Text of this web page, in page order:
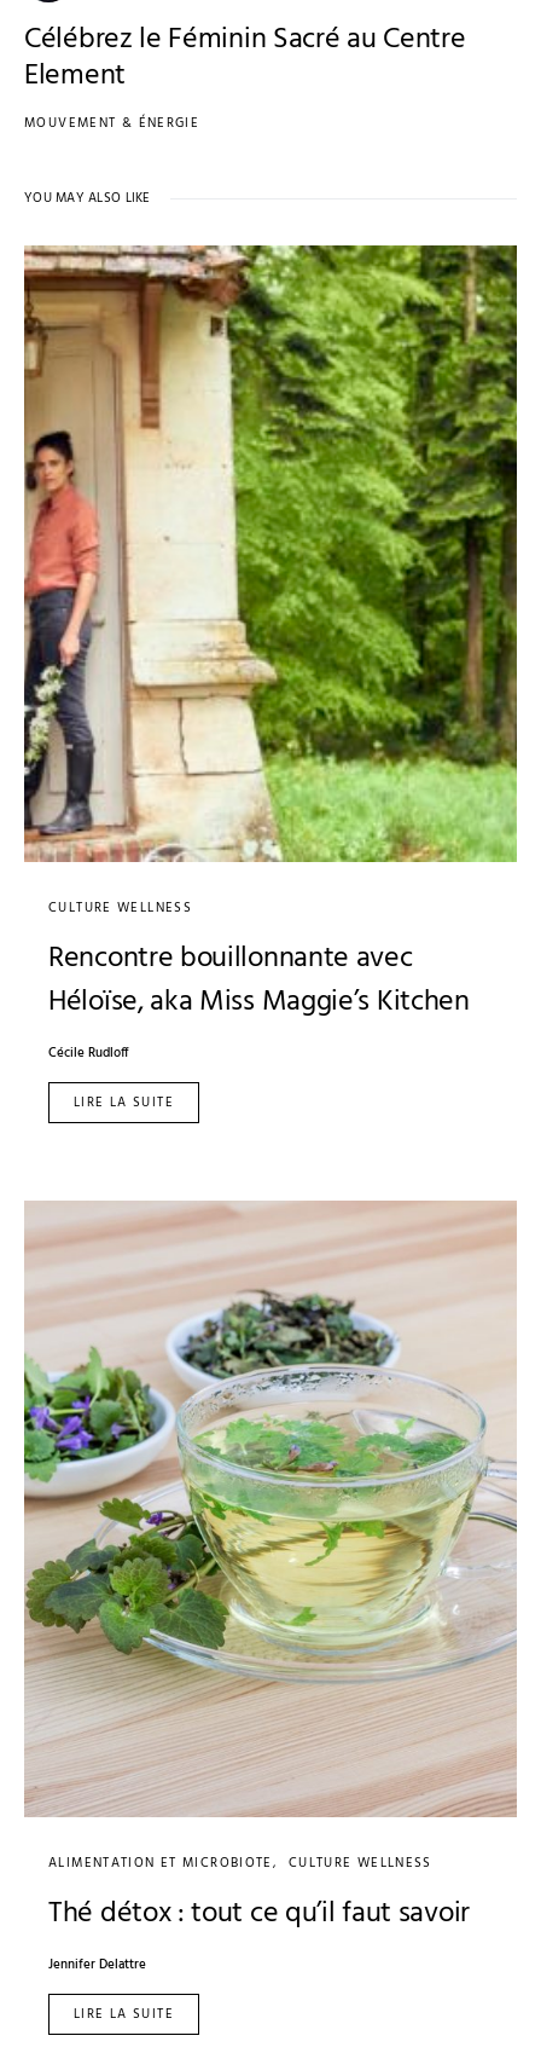
Célébrez le Féminin Sacré au Centre
Element
MOUVEMENT & ÉNERGIE
YOU MAY ALSO LIKE
CULTURE WELLNESS
Rencontre bouillonnante avec
Héloïse, aka Miss Maggie’s Kitchen
Cécile Rudloff
LIRE LA SUITE
ALIMENTATION ET MICROBIOTE CULTURE WELLNESS
Thé détox : tout ce qu’il faut savoir
Jennifer Delattre
LIRE LA SUITE